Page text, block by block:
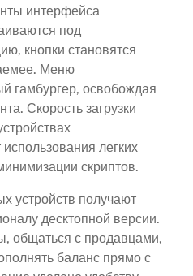
интерфейса
под
кнопки становятся
Меню
гамбургер, освобождая
Скорость загрузки
легких
скриптов.
устройств получают
десктопной версии.
общаться с продавцами,
баланс прямо с